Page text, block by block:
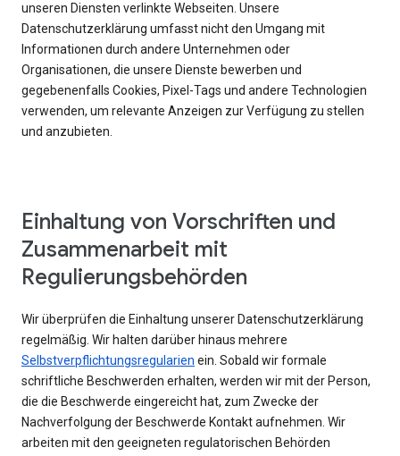
unseren Diensten verlinkte Webseiten. Unsere
Datenschutzerklärung umfasst nicht den Umgang mit
Informationen durch andere Unternehmen oder
Organisationen, die unsere Dienste bewerben und
gegebenenfalls Cookies, Pixel-Tags und andere Technologien
verwenden, um relevante Anzeigen zur Verfügung zu stellen
und anzubieten.
Einhaltung von Vorschriften und
Zusammenarbeit mit
Regulierungsbehörden
Wir überprüfen die Einhaltung unserer Datenschutzerklärung
regelmäßig. Wir halten darüber hinaus mehrere
Selbstverpflichtungsregularien ein. Sobald wir formale
schriftliche Beschwerden erhalten, werden wir mit der Person,
die die Beschwerde eingereicht hat, zum Zwecke der
Nachverfolgung der Beschwerde Kontakt aufnehmen. Wir
arbeiten mit den geeigneten regulatorischen Behörden